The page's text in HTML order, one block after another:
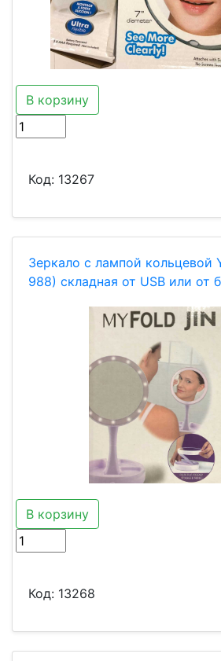
В корзину
Код: 13267
Зеркало с лампой кольцевой
988) складная от USB или от
В корзину
Код: 13268